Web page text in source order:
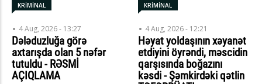
KRİMİNAL
4 Aug, 2026 - 13:27
Dələduzluğa görə
axtarışda olan 5 nəfər
tutuldu - RƏSMİ
AÇIQLAMA
KRİMİNAL
4 Aug, 2026 - 12:21
Həyat yoldaşının xəyanət
etdiyini öyrəndi, məscidin
qarşısında boğazını
kəsdi - Şəmkirdəki qətlin